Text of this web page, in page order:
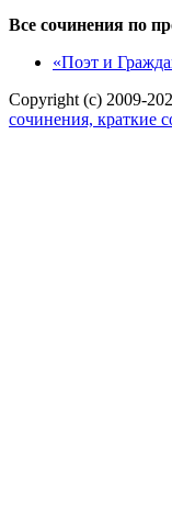
Все сочинения по
«Поэт и
Copyright (c) 2009-
сочинения, краткие